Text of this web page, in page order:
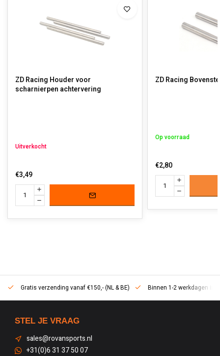
ZD Racing Houder voor
scharnierpen achtervering
Uitverkocht
€3,49
ZD Racing
Op voorraad
€2,80
Gratis verzending vanaf €150,- (NL & BE) Binnen 1-2 werkdagen in
STEL JE VRAAG
sales@rovansports.nl
+31(0)6 31 37 50 07